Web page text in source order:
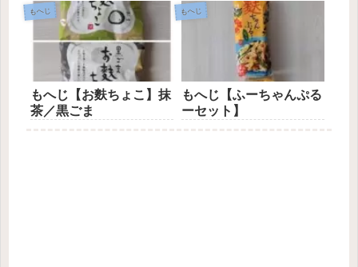
もへじ
もへじ【お麩ちょこ】抹
茶／黒ごま
もへじ
もへじ【ふーちゃんぷる
ーセット】